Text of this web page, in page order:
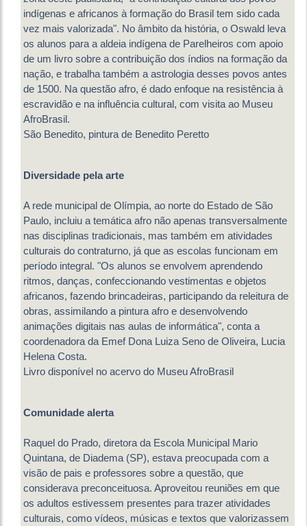
indígenas e africanos à formação do Brasil tem sido cada
vez mais valorizada". No âmbito da história, o Oswald leva
os alunos para a aldeia indígena de Parelheiros com apoio
de um livro sobre a contribuição dos índios na formação da
nação, e trabalha também a astrologia desses povos antes
de 1500. Na questão afro, é dado enfoque na resistência à
escravidão e na influência cultural, com visita ao Museu
AfroBrasil.
São Benedito, pintura de Benedito Peretto
Diversidade pela arte
A rede municipal de Olímpia, ao norte do Estado de São
Paulo, incluiu a temática afro não apenas transversalmente
nas disciplinas tradicionais, mas também em atividades
culturais do contraturno, já que as escolas funcionam em
período integral. "Os alunos se envolvem aprendendo
ritmos, danças, confeccionando vestimentas e objetos
africanos, fazendo brincadeiras, participando da releitura de
obras, assimilando a pintura afro e desenvolvendo
animações digitais nas aulas de informática", conta a
coordenadora da Emef Dona Luiza Seno de Oliveira, Lucia
Helena Costa.
Livro disponível no acervo do Museu AfroBrasil
Comunidade alerta
Raquel do Prado, diretora da Escola Municipal Mario
Quintana, de Diadema (SP), estava preocupada com a
visão de pais e professores sobre a questão, que
considerava preconceituosa. Aproveitou reuniões em que
os adultos estivessem presentes para trazer atividades
culturais, como vídeos, músicas e textos que valorizassem